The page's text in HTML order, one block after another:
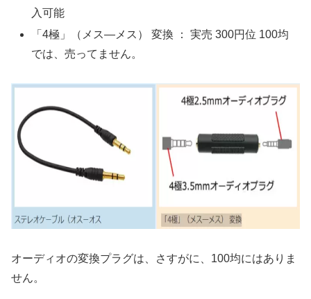
入可能
「4極」（メス―メス） 変換 ： 実売 300円位 100均
では、売ってません。
オーディオの変換プラグは、さすがに、100均にはありま
せん。